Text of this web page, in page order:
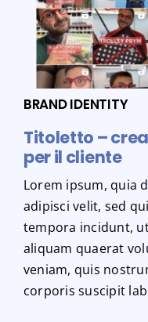
BRAND IDENTITY
Titoletto –
per il cliente
Lorem ipsum, quia
adipisci velit, sed
tempora incidunt,
aliquam quaerat
veniam, quis
corporis suscipit